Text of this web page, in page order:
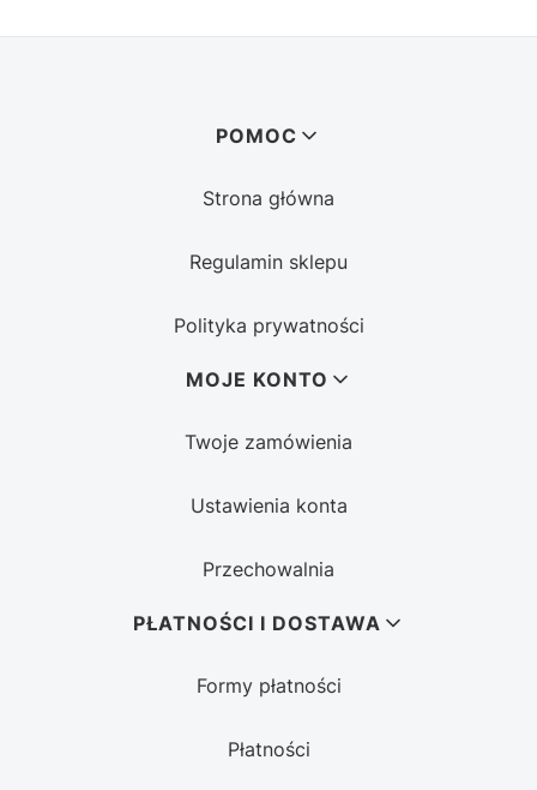
POMOC
Strona główna
Regulamin sklepu
Polityka prywatności
MOJE KONTO
Twoje zamówienia
Ustawienia konta
Przechowalnia
PŁATNOŚCI I DOSTAWA
Formy płatności
Płatności